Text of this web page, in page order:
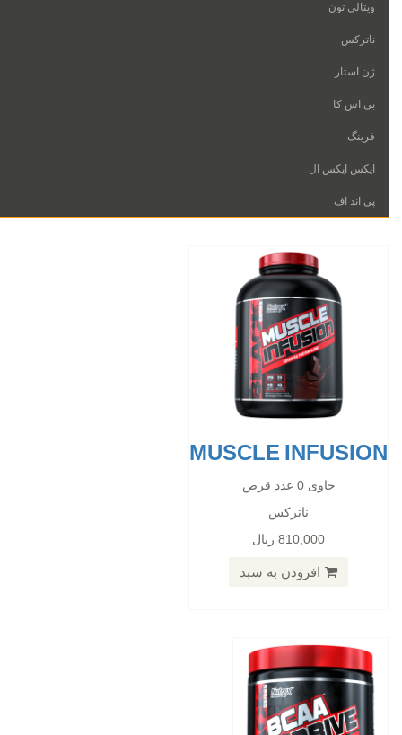
ویتالی تون
ناترکس
ژن استار
بی اس کا
فرینگ
ایکس ایکس ال
پی اند اف
MUSCLE INFUSION
حاوی 0 عدد قرص
ناترکس
810,000 ریال
افزودن به سبد
810,000 ریال
BCAA DRIVE
ناترکس
377,000 ریال